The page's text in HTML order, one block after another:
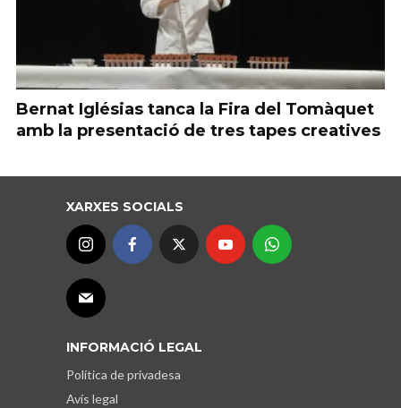
Bernat Iglésias tanca la Fira del Tomàquet
amb la presentació de tres tapes creatives
XARXES SOCIALS
INFORMACIÓ LEGAL
Política de privadesa
Avís legal